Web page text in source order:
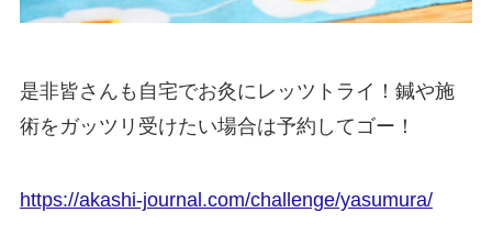
是非皆さんも自宅でお灸にレッツトライ！鍼や施
術をガッツリ受けたい場合は予約してゴー！
https://akashi-journal.com/challenge/yasumura/